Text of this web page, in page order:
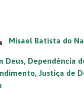
Misael Batista do
Deus, Dependência
, Justiça de